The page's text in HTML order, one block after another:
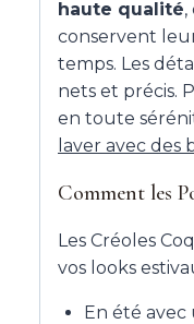
haute qualité,
conservent
temps. Les
nets et précis.
en toute
laver avec des
Comment les
Les Créoles
vos looks
En été